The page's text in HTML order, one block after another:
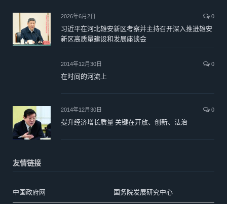
2026年6月2日 0
习近平在河北雄安新区考察并主持召开深入推进雄安
新区高质量建设和发展座谈会
2014年12月30日 0
在时间的河流上
2014年12月30日 0
提升经济增长质量 关键在开放、创新、法治
友情链接
中国政府网 国务院发展研究中心